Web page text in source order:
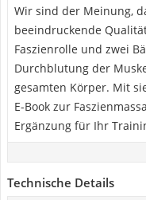
Wir sind der Meinung,
beeindruckende
Faszienrolle und zwei
Durchblutung der
gesamten Körper. Mit
E-Book zur
Ergänzung für Ihr
Technische Details